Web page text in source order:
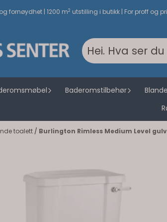
fornøydhet | 1200 m2 utstilling i butikk | For proff og
Baderomstilbehør
toalett / Burlington Rimless Medium Level